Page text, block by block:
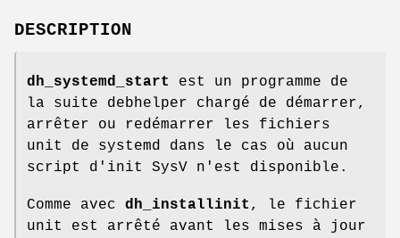
DESCRIPTION
dh_systemd_start
est un programme de
la suite debhelper chargé de démarrer,
arrêter ou redémarrer les fichiers
unit de systemd dans le cas où aucun
script d'init SysV n'est disponible.
Comme avec dh_installinit , le fichier
unit est arrêté avant les mises à jour